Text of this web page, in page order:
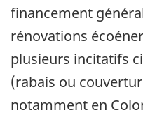
financement
rénovations
plusieurs incitatifs
(rabais ou
notamment en